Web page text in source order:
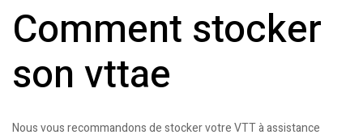
Comment stocker
son vttae
Nous vous recommandons de stocker votre VTT à assistance